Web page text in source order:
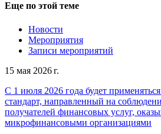
Еще по этой теме
Новости
Мероприятия
Записи мероприятий
15 мая 2026 г.
С 1 июля 2026 года будет
стандарт, направленный на
получателей финансовых услуг,
микрофинансовыми организациями